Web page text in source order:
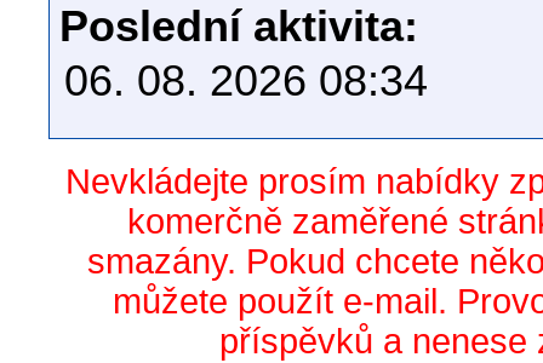
Poslední aktivita:
06. 08. 2026 08:34
Nevkládejte prosím nabídky
komerčně zaměřené
smazány. Pokud chcete
můžete použít e-mail.
příspěvků a nenese